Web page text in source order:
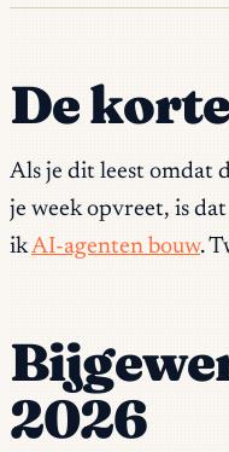
De
Als je dit leest omdat
je week opvreet, is
ikAI-agenten bouw.
2026